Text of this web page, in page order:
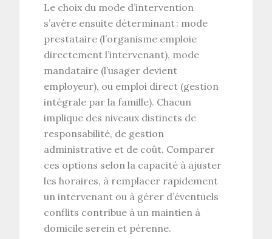
Le choix du mode d’intervention
s’avère ensuite déterminant : mode
prestataire (l’organisme emploie
directement l’intervenant), mode
mandataire (l’usager devient
employeur), ou emploi direct (gestion
intégrale par la famille). Chacun
implique des niveaux distincts de
responsabilité, de gestion
administrative et de coût. Comparer
ces options selon la capacité à ajuster
les horaires, à remplacer rapidement
un intervenant ou à gérer d’éventuels
conflits contribue à un maintien à
domicile serein et pérenne.